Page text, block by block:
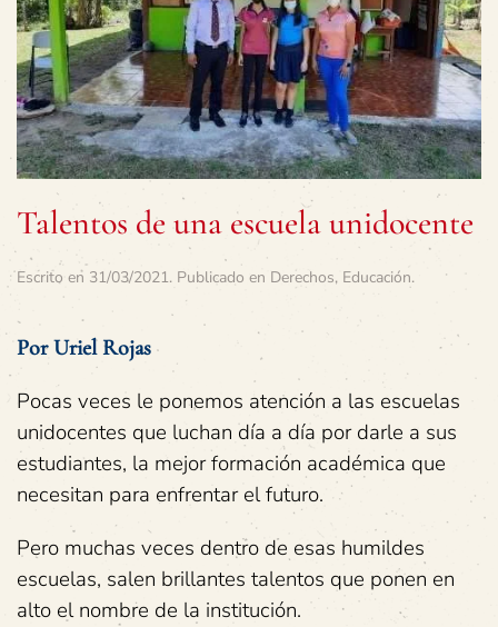
Talentos de una escuela unidocente
Escrito en 31/03/2021. Publicado en Derechos, Educación.
Por Uriel Rojas
Pocas veces le ponemos atención a las escuelas
unidocentes que luchan día a día por darle a sus
estudiantes, la mejor formación académica que
necesitan para enfrentar el futuro.
Pero muchas veces dentro de esas humildes
escuelas, salen brillantes talentos que ponen en
alto el nombre de la institución.